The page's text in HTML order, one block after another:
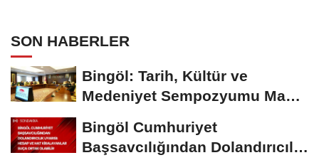
SON HABERLER
Bingöl: Tarih, Kültür ve
Medeniyet Sempozyumu Mayıs
Bingöl Cumhuriyet
Başsavcılığından Dolandırıcılık